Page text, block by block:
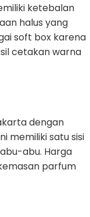
ketebalan
halus yang
soft box karena
cetakan warna
dengan
memiliki satu sisi
abu. Harga
parfum